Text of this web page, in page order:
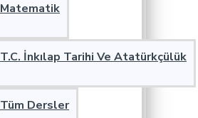
Matematik
T.C. İnkılap Tarihi Ve Atatürkçülük
Tüm Dersler